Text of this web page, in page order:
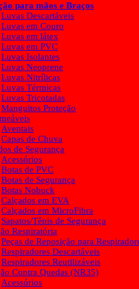
para mãos e Braços
Luvas Descartáveis
Luvas em Couro
Luvas em látex
Luvas em PVC
Luvas Isolantes
Luvas Neoprene
Luvas Nitrílicas
Luvas Térmicas
Luvas Tricotadas
Manguitos Proteção
Aventais
Capas de Chuva
de Segurança
Acessórios
Botas de PVC
Botas de Segurança
Botas Nobuck
Calçados em EVA
Calçados em MicroFibra
Sapatos/Tênis de Segurança
Respiratória
Peças de Reposição para
Respiradores Descartáveis
Respiradores Reutilizáveis
Contra Quedas (NR35)
Acessórios